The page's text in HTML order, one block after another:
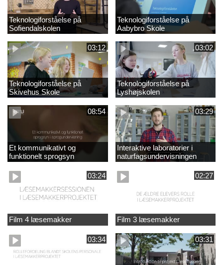
Teknologiforståelse på
Sofiendalskolen
Teknologiforståelse på
Aabybro Skole
03:12
Teknologiforståelse på
Skivehus Skole
03:02
Teknologiforståelse på
Lyshøjskolen
08:54
Et kommunikativt og
funktionelt sprogsyn
03:29
Interaktive laboratorier i
naturfagsundervisningen
03:24
Film 4 læsemakker
02:27
Film 3 læsemakker
03:34 03:31